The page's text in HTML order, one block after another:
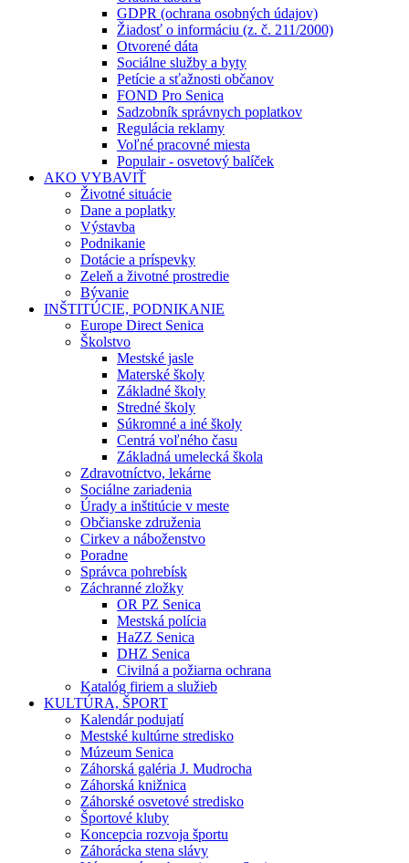
GDPR (ochrana osobných údajov)
Žiadosť o informáciu (z. č. 211/2000)
Otvorené dáta
Sociálne služby a byty
Petície a sťažnosti občanov
FOND Pro Senica
Sadzobník správnych poplatkov
Regulácia reklamy
Voľné pracovné miesta
Populair - osvetový balíček
AKO VYBAVIŤ
Životné situácie
Dane a poplatky
Výstavba
Podnikanie
Dotácie a príspevky
Zeleň a životné prostredie
Bývanie
INŠTITÚCIE, PODNIKANIE
Europe Direct Senica
Školstvo
Mestské jasle
Materské školy
Základné školy
Stredné školy
Súkromné a iné školy
Centrá voľného času
Základná umelecká škola
Zdravotníctvo, lekárne
Sociálne zariadenia
Úrady a inštitúcie v meste
Občianske združenia
Cirkev a náboženstvo
Poradne
Správca pohrebísk
Záchranné zložky
OR PZ Senica
Mestská polícia
HaZZ Senica
DHZ Senica
Civilná a požiarna ochrana
Katalóg firiem a služieb
KULTÚRA, ŠPORT
Kalendár podujatí
Mestské kultúrne stredisko
Múzeum Senica
Záhorská galéria J. Mudrocha
Záhorská knižnica
Záhorské osvetové stredisko
Športové kluby
Koncepcia rozvoja športu
Záhorácka stena slávy